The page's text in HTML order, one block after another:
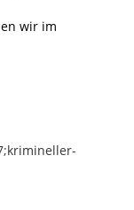
wir im